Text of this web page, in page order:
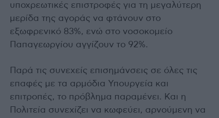
υποχρεωτικές επιστροφές για τη μεγαλύτερη
μερίδα της αγοράς να φτάνουν στο
εξωφρενικό 83%, ενώ στο νοσοκομείο
Παπαγεωργίου αγγίζουν το 92%.
Παρά τις συνεχείς επισημάνσεις σε όλες τις
επαφές με τα αρμόδια Υπουργεία και
επιτροπές, το πρόβλημα παραμένει. Και η
Πολιτεία συνεχίζει να κωφεύει, αρνούμενη να